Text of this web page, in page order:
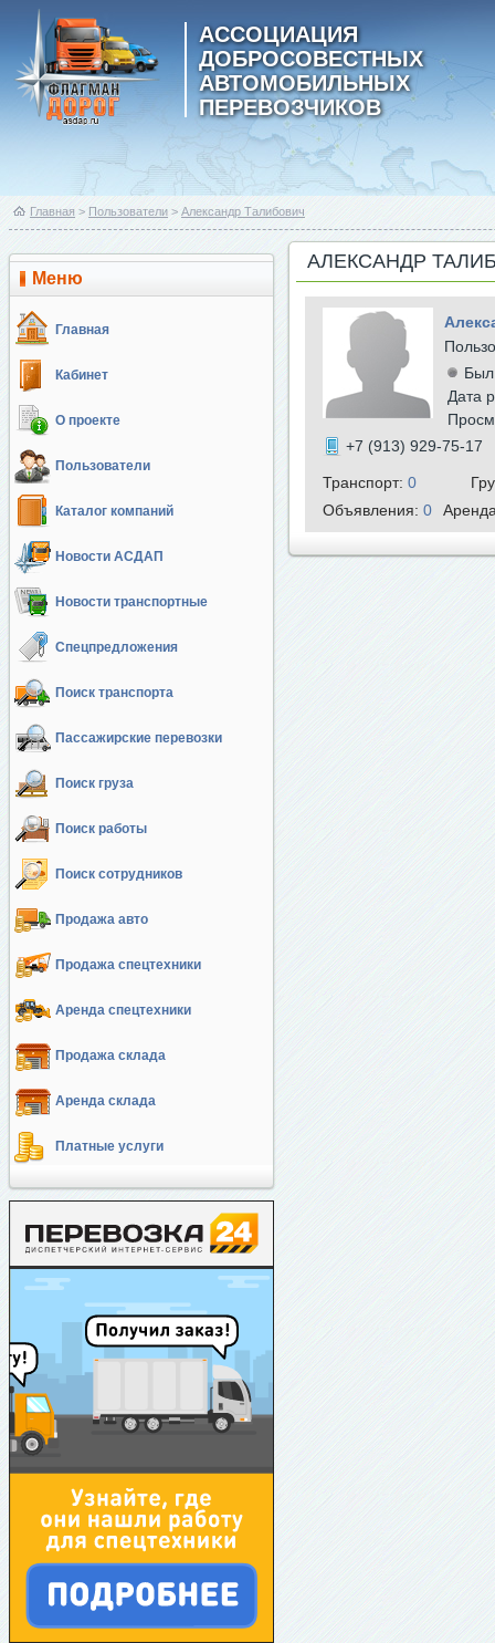
АССОЦИАЦИЯ
ДОБРОСОВЕСТНЫХ
АВТОМОБИЛЬНЫХ
ПЕРЕВОЗЧИКОВ
Главная > Пользователи > Александр Талибович
Меню
Главная
Кабинет
О проекте
Пользователи
Каталог компаний
Новости АСДАП
Новости транспортные
Спецпредложения
Поиск транспорта
Пассажирские перевозки
Поиск груза
Поиск работы
Поиск сотрудников
Продажа авто
Продажа спецтехники
Аренда спецтехники
Продажа склада
Аренда склада
Платные услуги
АЛЕКСАНДР
Был
Дата
+7 (913) 929-75-17
Транспорт: 0
Объявления: 0